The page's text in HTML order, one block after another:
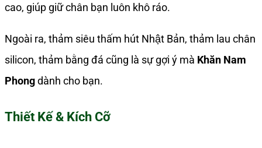
cao, giúp giữ chân bạn luôn khô ráo.
Ngoài ra, thảm siêu thấm hút Nhật Bản, thảm lau chân
silicon, thảm bằng đá cũng là sự gợi ý mà Khăn Nam
Phongdành cho bạn.
Thiết Kế & Kích Cỡ